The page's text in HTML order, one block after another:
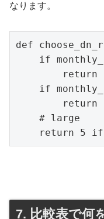
なります。
def
if
return
if
return
    # large
return 5
7. 比較表で何